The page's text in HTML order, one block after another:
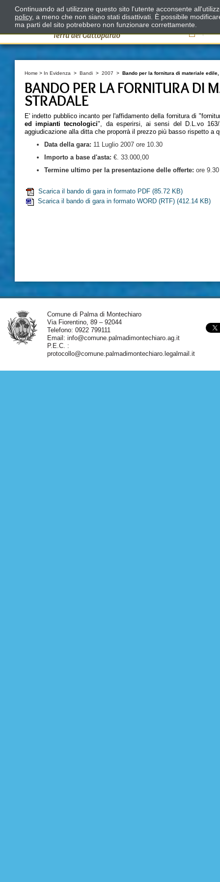
Il
Home > In Evidenza > Bandi > 2007 > Bando per la fornitura di materiale
BANDO PER LA FORNITURA DI
STRADALE
E' indetto pubblico incanto per l'affidamento della fornitura di
ed impianti tecnologici", da esperirsi, ai sensi del D.L.vo
aggiudicazione alla ditta che proporrà il prezzo più basso rispetto a
Data della gara: 11 Luglio 2007 ore 10.30
Importo a base d'asta: €. 33.000,00
Termine ultimo per la presentazione delle offerte: ore
Scarica il bando di gara in formato PDF (85.72 KB)
Scarica il bando di gara in formato WORD (RTF) (412.14 KB)
Comune di Palma di Montechiaro
Via Fiorentino, 89 – 92044
Telefono: 0922 799111
Email: info@comune.palmadimontechiaro.ag.it
P.E.C. :
protocollo@comune.palmadimontechiaro.legalmail.it
Continuando ad utilizzare questo sito l'utente acconsente
policy, a meno che non siano stati disattivati. È possibile
ma parti del sito potrebbero non funzionare correttamente.